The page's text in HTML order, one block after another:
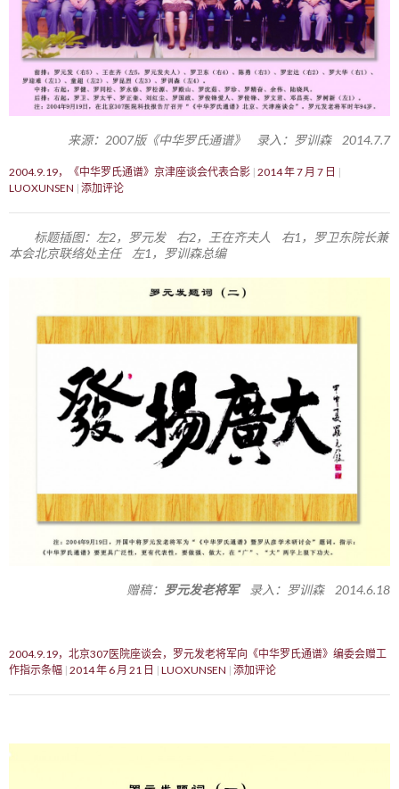
来源：2007版《中华罗氏通谱》 录入：罗训森 2014.7.7
2004.9.19，《中华罗氏通谱》京津座谈会代表合影 2014 年 7 月 7 日
LUOXUNSEN 添加评论
标题插图：左2，罗元发 右2，王在齐夫人 右1，罗卫东院长兼
本会北京联络处主任 左1，罗训森总编
赠稿： 罗元发老将军录入：罗训森 2014.6.18
2004.9.19，北京307医院座谈会，罗元发老将军向《中华罗氏通谱》编委会赠工
作指示条幅 2014 年 6 月 21 日 LUOXUNSEN 添加评论